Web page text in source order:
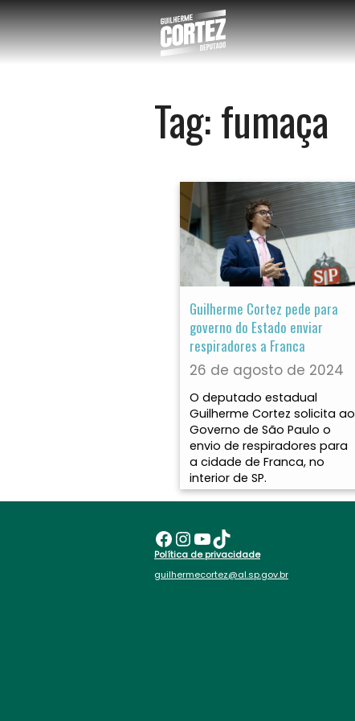
Tag:fumaça
Guilherme Cortez pede para
governo do Estado enviar
respiradores a Franca
26 de agosto de 2024
O deputado estadual
Guilherme Cortez solicita ao
Governo de São Paulo o
envio de respiradores para
a cidade de Franca, no
interior de SP.
Facebook InstagramYoutube TikTok
Política de privacidade
guilhermecortez@al.sp.gov.br